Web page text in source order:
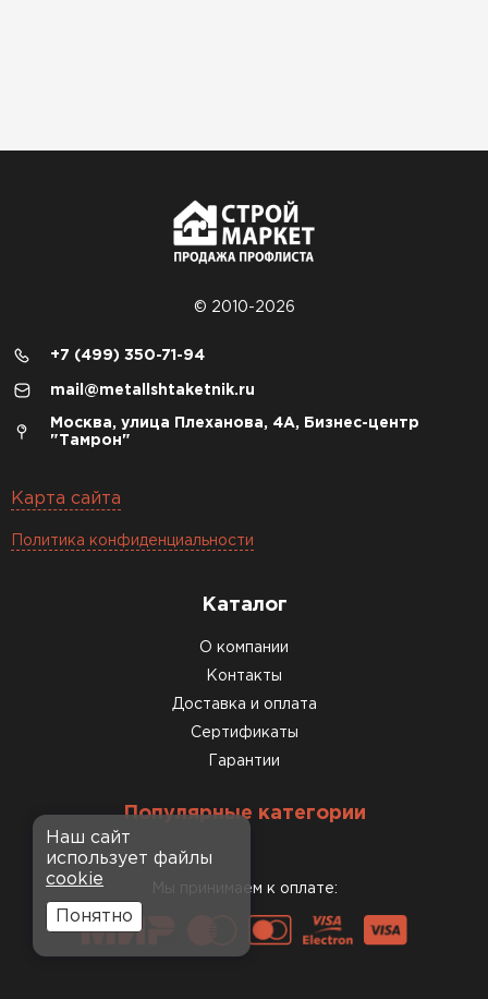
© 2010-2026
+7 (499) 350-71-94
mail@metallshtaketnik.ru
Москва, улица Плеханова, 4А, Бизнес-центр
"Тамрон"
Карта сайта
Политика конфиденциальности
Каталог
О компании
Контакты
Доставка и оплата
Сертификаты
Гарантии
Популярные категории
Мы принимаем к оплате:
Наш сайт
использует файлы
cookie
Понятно